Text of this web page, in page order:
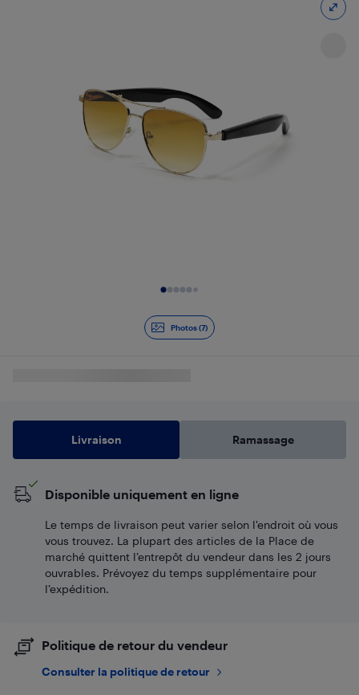
Photos (7)
Livraison Ramassage
Disponible uniquement en ligne
Le temps de livraison peut varier selon l'endroit où vous
vous trouvez. La plupart des articles de la Place de
marché quittent l’entrepôt du vendeur dans les 2 jours
ouvrables. Prévoyez du temps supplémentaire pour
l’expédition.
Politique de retour du vendeur
Consulter la politique de retour